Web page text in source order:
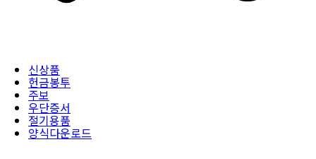
신상품
헌금봉투
주보
우단증서
절기용품
양식다운로드